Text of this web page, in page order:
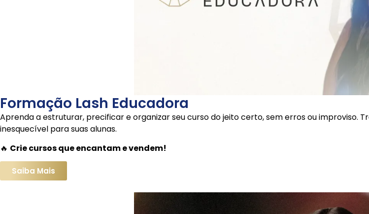
Formação Lash Educadora
Aprenda a estruturar, precificar e organizar seu curso do jeito certo, sem erros ou improviso.
inesquecível para suas alunas.
🔥 Crie cursos que encantam e vendem!
Saiba Mais